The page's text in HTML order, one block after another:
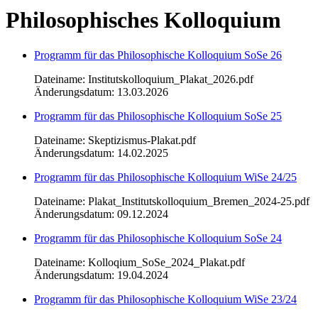
Philosophisches Kolloquium
Programm für das Philosophische Kolloquium SoSe 26
Dateiname: Institutskolloquium_Plakat_2026.pdf
Änderungsdatum: 13.03.2026
Programm für das Philosophische Kolloquium SoSe 25
Dateiname: Skeptizismus-Plakat.pdf
Änderungsdatum: 14.02.2025
Programm für das Philosophische Kolloquium WiSe 24/25
Dateiname: Plakat_Institutskolloquium_Bremen_2024-25.pdf
Änderungsdatum: 09.12.2024
Programm für das Philosophische Kolloquium SoSe 24
Dateiname: Kolloqium_SoSe_2024_Plakat.pdf
Änderungsdatum: 19.04.2024
Programm für das Philosophische Kolloquium WiSe 23/24